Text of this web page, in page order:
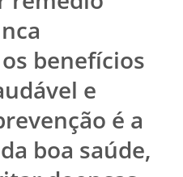
benefícios
e
é a
boa saúde,